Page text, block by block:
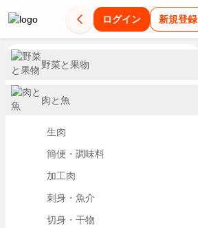
ログイン 新規登録
野菜と果物
肉と魚
生肉
簡便・調味料
加工肉
刺身・魚介
切身・干物